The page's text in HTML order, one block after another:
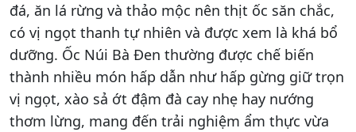
đá, ăn lá rừng và thảo mộc nên thịt ốc săn chắc,
có vị ngọt thanh tự nhiên và được xem là khá bổ
dưỡng. Ốc Núi Bà Đen thường được chế biến
thành nhiều món hấp dẫn như hấp gừng giữ trọn
vị ngọt, xào sả ớt đậm đà cay nhẹ hay nướng
thơm lừng, mang đến trải nghiệm ẩm thực vừa